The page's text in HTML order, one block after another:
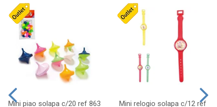
Mini piao solapa c/20 ref 863
Mini relogio solapa c/12 ref